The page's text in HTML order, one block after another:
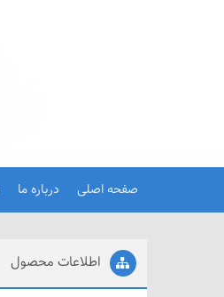
صفحه اصلی درباره ما
اطلاعات محصول